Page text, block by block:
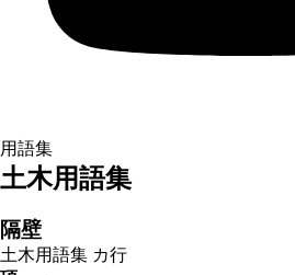
用語集
土木用語集
隔壁
土木用語集 カ行